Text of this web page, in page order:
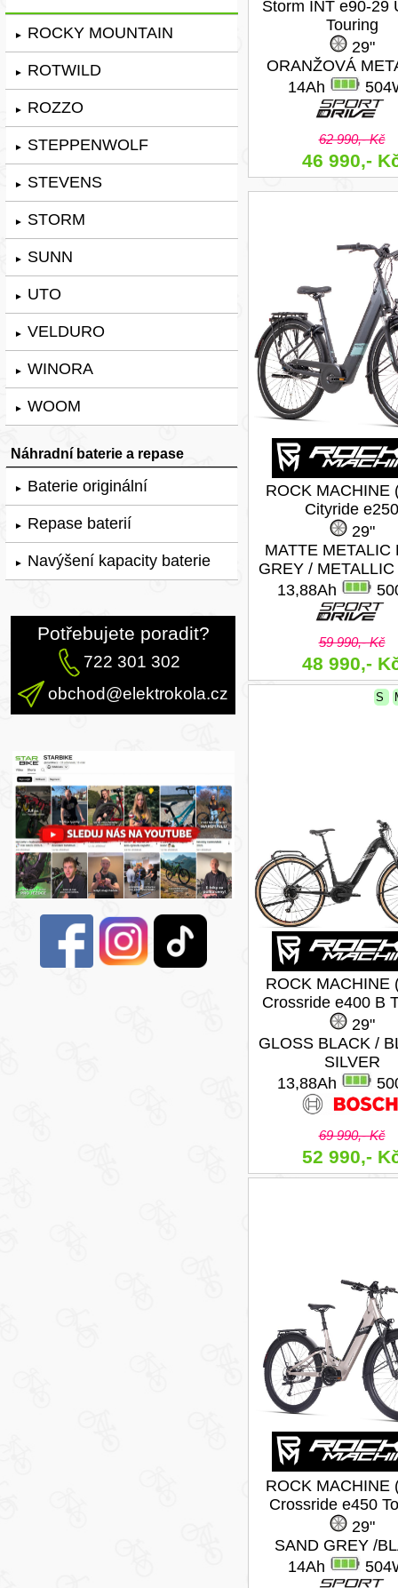
► ROCKY MOUNTAIN
► ROTWILD
► ROZZO
► STEPPENWOLF
► STEVENS
► STORM
► SUNN
► UTO
► VELDURO
► WINORA
► WOOM
Náhradní baterie a repase
► Baterie originální
► Repase baterií
► Navýšení kapacity baterie
Potřebujete poradit?
722 301 302
obchod@elektrokola.cz
Storm INT e90-29
Touring
29"
ORANŽOVÁ
14Ah
62 990,- Kč
46 990,-
ROCK MACHINE
Cityride e250
29"
MATTE METALIC
GREY /
13,88Ah
59 990,- Kč
48 990,-
S
ROCK MACHINE
Crossride e400 B
29"
GLOSS BLACK /
SILVER
13,88Ah
69 990,- Kč
52 990,-
ROCK MACHINE
Crossride e450
29"
SAND GREY /
14Ah